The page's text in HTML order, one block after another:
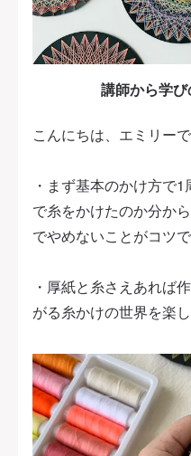
講師から学
こんにちは、エミリーで
・まず基本のかけ方で
で糸をかけたのか分か
でやめないことがコツで
・厚紙と糸さえあれば
がる糸かけの世界を楽し